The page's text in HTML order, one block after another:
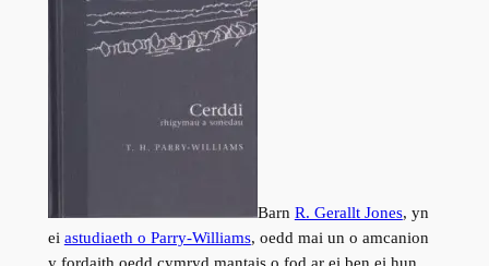
Barn R. Gerallt Jones, yn
ei astudiaeth o Parry-Williams, oedd mai un o amcanion